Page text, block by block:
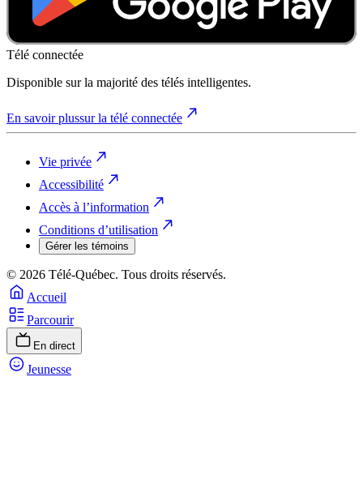
Télé connectée
Disponible sur la majorité des télés intelligentes.
En savoir plussur la télé connectée
Vie privée
Accessibilité
Accès à l’information
Conditions d’utilisation
Gérer les témoins
© 2026 Télé-Québec. Tous droits réservés.
Accueil
Parcourir
En direct
Jeunesse